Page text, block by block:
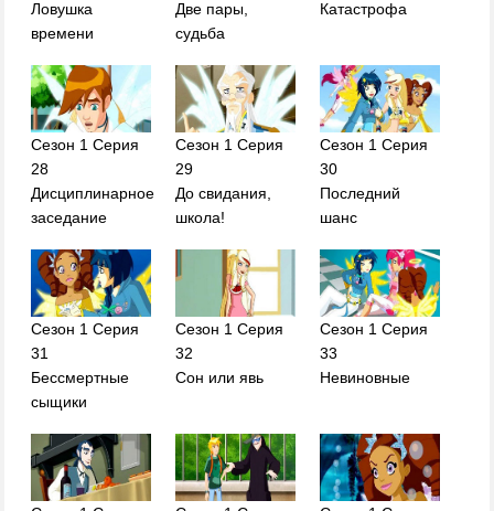
Ловушка
времени
Две пары,
судьба
Катастрофа
Сезон 1 Серия
28
Дисциплинарное
заседание
Сезон 1 Серия
29
До свидания,
школа!
Сезон 1 Серия
30
Последний
шанс
Сезон 1 Серия
31
Бессмертные
сыщики
Сезон 1 Серия
32
Сон или явь
Сезон 1 Серия
33
Невиновные